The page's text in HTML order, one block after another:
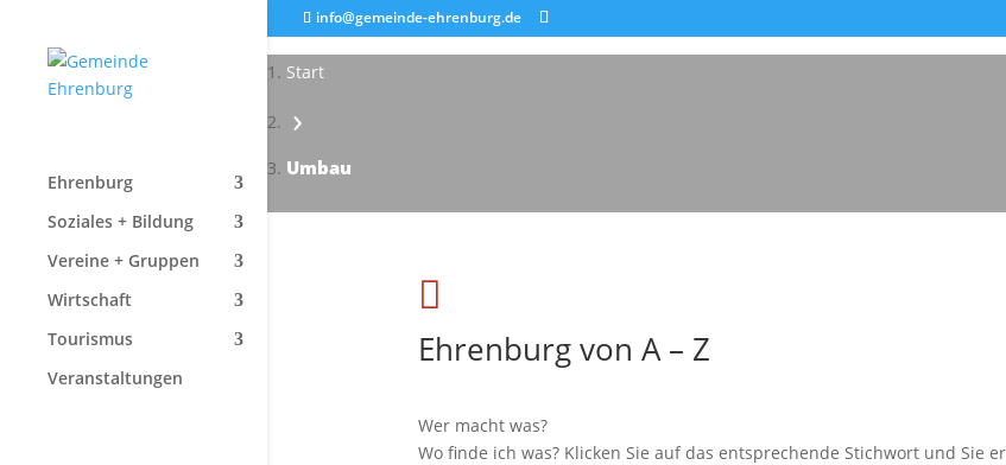
info@gemeinde-ehrenburg.de
Ehrenburg
Soziales + Bildung
Vereine + Gruppen
Wirtschaft
Tourismus
Veranstaltungen
Start
›
Umbau

Ehrenburg von A – Z
Wer macht was?
Wo finde ich was? Klicken Sie auf das entsprechende Stichwort und Sie